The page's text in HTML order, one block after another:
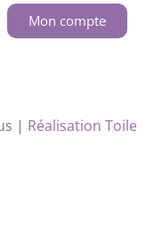
Mon compte
| Réalisation Toile